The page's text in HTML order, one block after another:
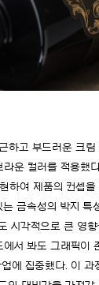
하고 부드러운 크림
운 컬러를 적용했
하여 제품의 컨셉
는 금속성의 박지 특
시각적으로 큰 영
서 봐도 그래픽이
에 집중했다. 이 과